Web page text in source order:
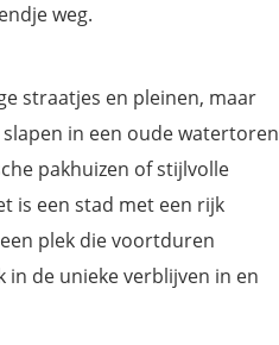
weg.
straatjes en pleinen, maar
in een oude watertoren
pakhuizen of stijlvolle
is een stad met een rijk
plek die voortduren
in de unieke verblijven in en